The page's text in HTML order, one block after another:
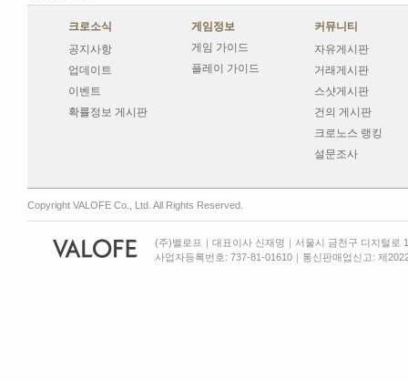
크로소식
공지사항
업데이트
이벤트
확률정보 게시판
게임정보
게임 가이드
플레이 가이드
커뮤니티
자유게시판
거래게시판
스샷게시판
건의 게시판
크로노스 랭킹
설문조사
Copyright VALOFE Co., Ltd. All Rights Reserved.
(주)밸로프｜대표이사 신재명｜서울시 금천구 디지털로
사업자등록번호: 737-81-01610｜통신판매업신고: 제